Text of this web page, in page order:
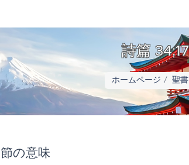
詩篇
ホームページ 聖書
の意味